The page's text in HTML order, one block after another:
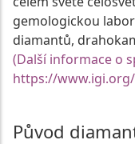
gemologickou
diamantů,
(Další informace o
https://www.igi.org/
Původ